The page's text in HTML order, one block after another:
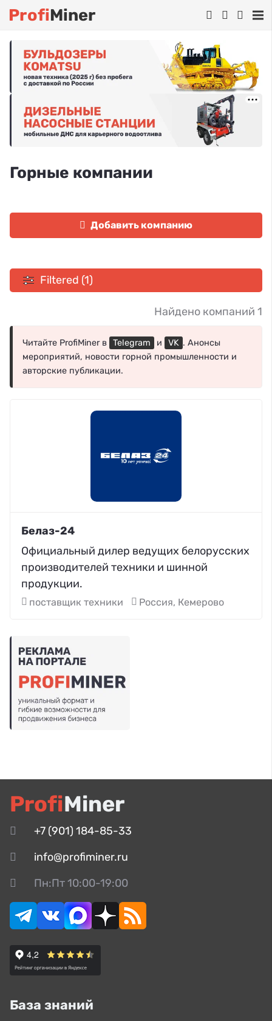
ProfiMiner
Горные компании
Добавить компанию
Filtered (1)
Найдено компаний 1
Читайте ProfiMiner в Telegram и VK . Анонсы
мероприятий, новости горной промышленности и
авторские публикации.
Белаз-24
Официальный дилер ведущих белорусских
производителей техники и шинной
продукции.
поставщик техники Россия, Кемерово
ProfiMiner
+7 (901) 184-85-33
info@profiminer.ru
Пн:Пт 10:00-19:00
База знаний